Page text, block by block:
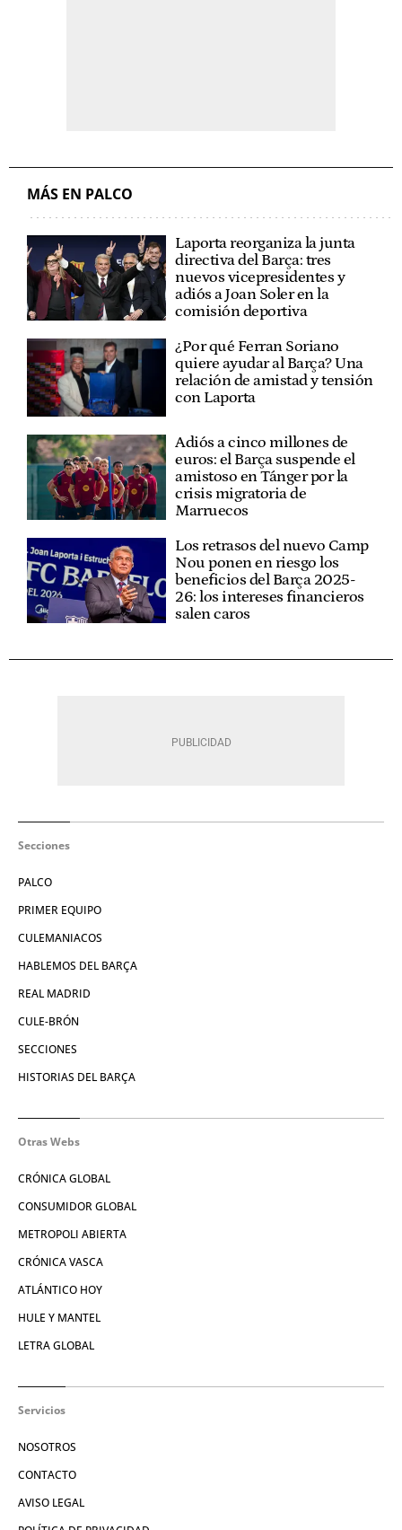
MÁS EN PALCO
Laporta reorganiza la junta
directiva del Barça: tres
nuevos vicepresidentes y
adiós a Joan Soler en la
comisión deportiva
¿Por qué Ferran Soriano
quiere ayudar al Barça? Una
relación de amistad y tensión
con Laporta
Adiós a cinco millones de
euros: el Barça suspende el
amistoso en Tánger por la
crisis migratoria de
Marruecos
Los retrasos del nuevo Camp
Nou ponen en riesgo los
beneficios del Barça 2025-
26: los intereses financieros
salen caros
Secciones
PALCO
PRIMER EQUIPO
CULEMANIACOS
HABLEMOS DEL BARÇA
REAL MADRID
CULE-BRÓN
SECCIONES
HISTORIAS DEL BARÇA
Otras Webs
CRÓNICA GLOBAL
CONSUMIDOR GLOBAL
METROPOLI ABIERTA
CRÓNICA VASCA
ATLÁNTICO HOY
HULE Y MANTEL
LETRA GLOBAL
Servicios
NOSOTROS
CONTACTO
AVISO LEGAL